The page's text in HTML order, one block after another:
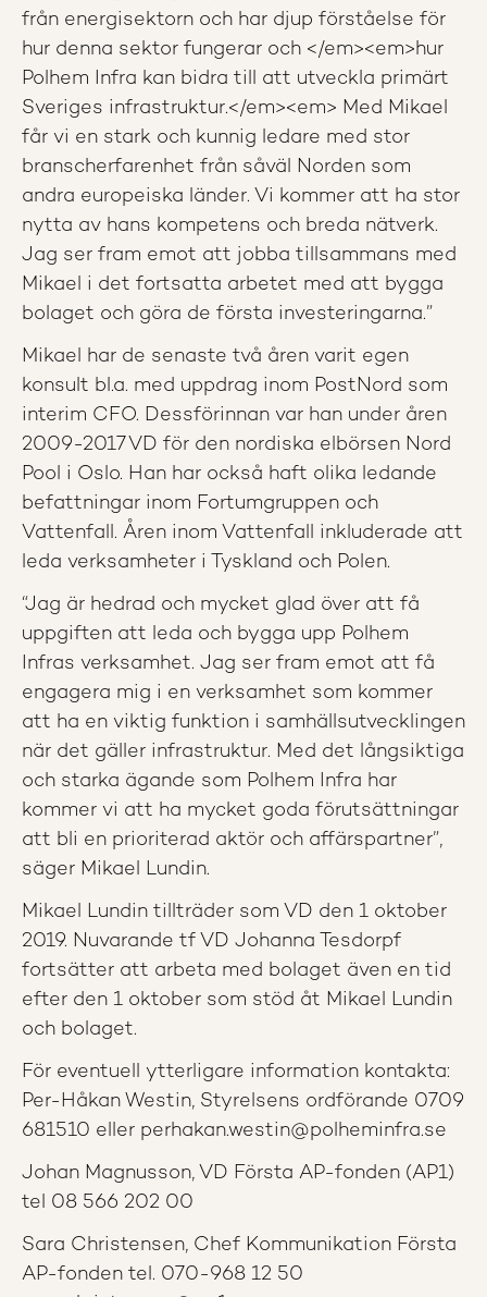
från energisektorn och har djup förståelse för
hur denna sektor fungerar och </em><em>hur
Polhem Infra kan bidra till att utveckla primärt
Sveriges infrastruktur.</em><em> Med Mikael
får vi en stark och kunnig ledare med stor
branscherfarenhet från såväl Norden som
andra europeiska länder. Vi kommer att ha stor
nytta av hans kompetens och breda nätverk.
Jag ser fram emot att jobba tillsammans med
Mikael i det fortsatta arbetet med att bygga
bolaget och göra de första investeringarna.”
Mikael har de senaste två åren varit egen
konsult bl.a. med uppdrag inom PostNord som
interim CFO. Dessförinnan var han under åren
2009-2017 VD för den nordiska elbörsen Nord
Pool i Oslo. Han har också haft olika ledande
befattningar inom Fortumgruppen och
Vattenfall. Åren inom Vattenfall inkluderade att
leda verksamheter i Tyskland och Polen.
“Jag är hedrad och mycket glad över att få
uppgiften att leda och bygga upp Polhem
Infras verksamhet. Jag ser fram emot att få
engagera mig i en verksamhet som kommer
att ha en viktig funktion i samhällsutvecklingen
när det gäller infrastruktur. Med det långsiktiga
och starka ägande som Polhem Infra har
kommer vi att ha mycket goda förutsättningar
att bli en prioriterad aktör och affärspartner”,
säger Mikael Lundin.
Mikael Lundin tillträder som VD den 1 oktober
2019. Nuvarande tf VD Johanna Tesdorpf
fortsätter att arbeta med bolaget även en tid
efter den 1 oktober som stöd åt Mikael Lundin
och bolaget.
För eventuell ytterligare information kontakta:
Per-Håkan Westin, Styrelsens ordförande 0709
681510 eller perhakan.westin@polheminfra.se
Johan Magnusson, VD Första AP-fonden (AP1)
tel 08 566 202 00
Sara Christensen, Chef Kommunikation Första
AP-fonden tel. 070-968 12 50